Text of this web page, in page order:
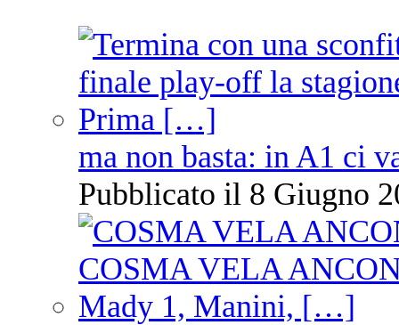
ma non basta: in A1 ci
Pubblicato il 8 Giugno